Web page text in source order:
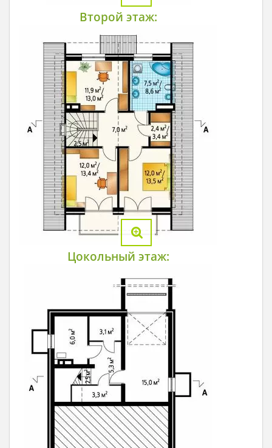
Второй этаж:
Цокольный этаж: